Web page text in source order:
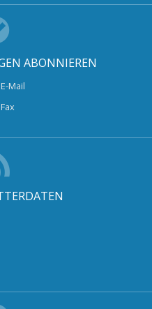
ABONNIEREN
Mail